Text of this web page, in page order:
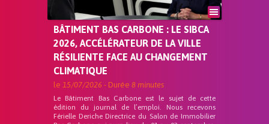
BÂTIMENT BAS CARBONE : LE SIBCA
2026, ACCÉLÉRATEUR DE LA VILLE
RÉSILIENTE FACE AU CHANGEMENT
CLIMATIQUE
le 15/07/2026 - Durée 8 minutes
Le Bâtiment Bas Carbone est le sujet de cette
édition du journal de l’emploi. Nous recevons
Férielle Deriche Directrice du Salon de Immobilier